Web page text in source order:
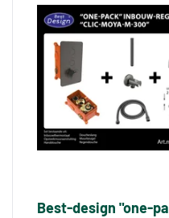
Best-design "one-